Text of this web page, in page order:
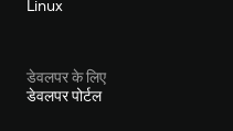
Linux
डेवलपर के लिए
डेवलपर पोर्टल